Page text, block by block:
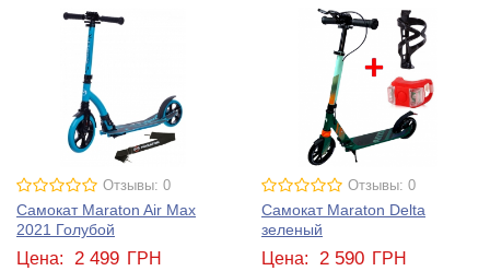
Отзывы: 0
Самокат Maraton Air Max
2021 Голубой
Цена: 2 499 ГРН
Отзывы: 0
Самокат Maraton Delta
зеленый
Цена: 2 590 ГРН